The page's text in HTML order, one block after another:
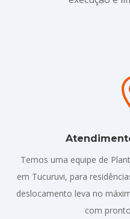
Temos uma equipe de
em Tucuruvi, para
deslocamento leva no
com